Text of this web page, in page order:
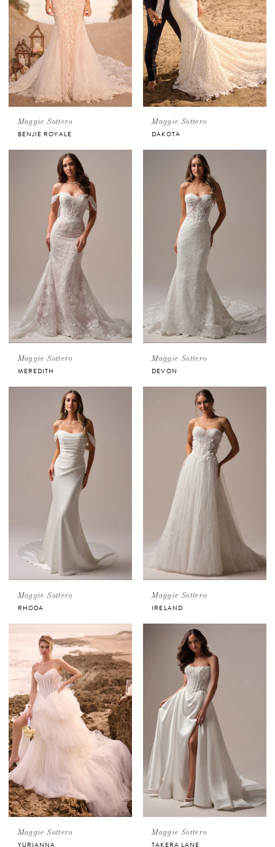
Maggie Sottero
BENJIE ROYALE
Maggie Sottero
DAKOTA
Maggie Sottero
MEREDITH
Maggie Sottero
DEVON
Maggie Sottero
RHODA
Maggie Sottero
IRELAND
Maggie Sottero
YURIANNA
Maggie Sottero
TAKERA LANE